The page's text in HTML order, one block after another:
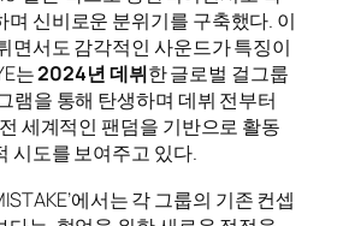
며 신비로운 분위기를 구축했다. 이
면서도 감각적인 사운드가 특징이
는2024년 데뷔한 글로벌 걸그룹
램을 통해 탄생하며 데뷔 전부터
세계적인 팬덤을 기반으로 활동
시도를 보여주고 있다.
에서는 각 그룹의 기존 컨셉